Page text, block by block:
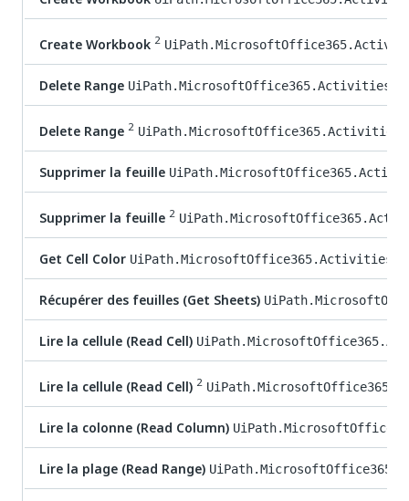
Create Workbook 2
Delete Range
Delete Range 2
Supprimer la feuille
Supprimer la feuille 2
Get Cell Color
Récupérer des feuilles (Get Sheets)
Lire la cellule (Read Cell)
Lire la cellule (Read Cell) 2
Lire la colonne (Read Column)
Lire la plage (Read Range)